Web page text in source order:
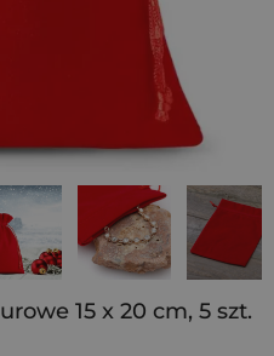
15 x 20 cm, 5 szt.